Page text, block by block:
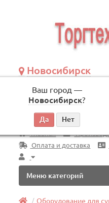
Новосибирск
Ваш город —
Новосибирск?
по будням, с 09:00 до 18:00
Везде
Главная
Оплата и доставка
Меню категорий
Оборудование для